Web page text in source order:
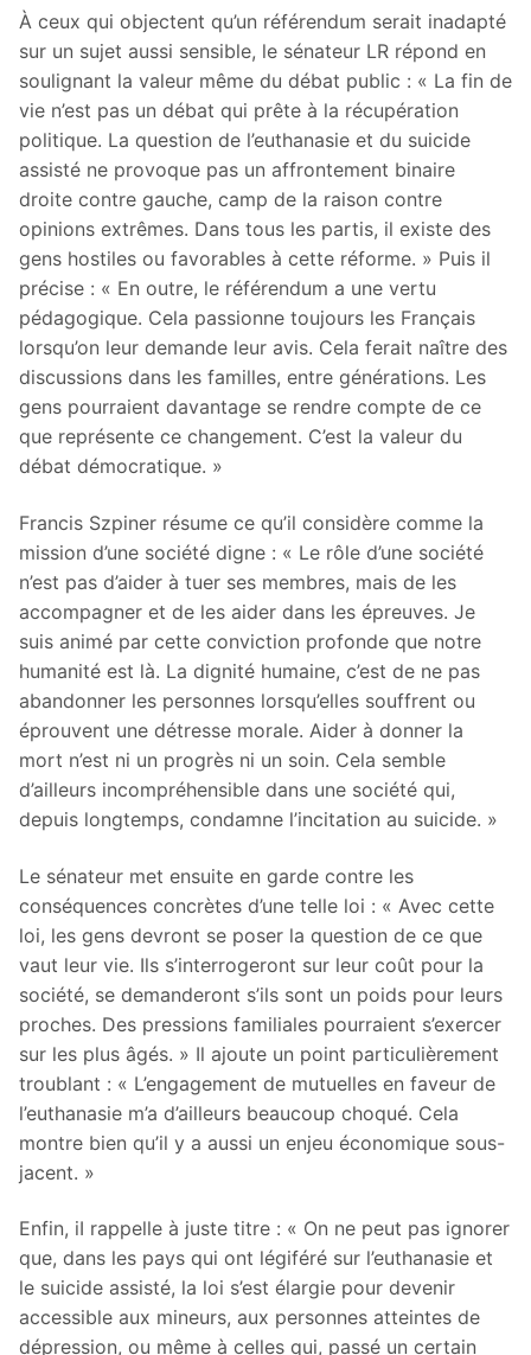
À ceux qui objectent qu’un référendum serait inadapté
sur un sujet aussi sensible, le sénateur LR répond en
soulignant la valeur même du débat public : « La fin de
vie n’est pas un débat qui prête à la récupération
politique. La question de l’euthanasie et du suicide
assisté ne provoque pas un affrontement binaire
droite contre gauche, camp de la raison contre
opinions extrêmes. Dans tous les partis, il existe des
gens hostiles ou favorables à cette réforme. » Puis il
précise : « En outre, le référendum a une vertu
pédagogique. Cela passionne toujours les Français
lorsqu’on leur demande leur avis. Cela ferait naître des
discussions dans les familles, entre générations. Les
gens pourraient davantage se rendre compte de ce
que représente ce changement. C’est la valeur du
débat démocratique. »
Francis Szpiner résume ce qu’il considère comme la
mission d’une société digne : « Le rôle d’une société
n’est pas d’aider à tuer ses membres, mais de les
accompagner et de les aider dans les épreuves. Je
suis animé par cette conviction profonde que notre
humanité est là. La dignité humaine, c’est de ne pas
abandonner les personnes lorsqu’elles souffrent ou
éprouvent une détresse morale. Aider à donner la
mort n’est ni un progrès ni un soin. Cela semble
d’ailleurs incompréhensible dans une société qui,
depuis longtemps, condamne l’incitation au suicide. »
Le sénateur met ensuite en garde contre les
conséquences concrètes d’une telle loi : « Avec cette
loi, les gens devront se poser la question de ce que
vaut leur vie. Ils s’interrogeront sur leur coût pour la
société, se demanderont s’ils sont un poids pour leurs
proches. Des pressions familiales pourraient s’exercer
sur les plus âgés. » Il ajoute un point particulièrement
troublant : « L’engagement de mutuelles en faveur de
l’euthanasie m’a d’ailleurs beaucoup choqué. Cela
montre bien qu’il y a aussi un enjeu économique sous-
jacent. »
Enfin, iI rappelle à juste titre : « On ne peut pas ignorer
que, dans les pays qui ont légiféré sur l’euthanasie et
le suicide assisté, la loi s’est élargie pour devenir
accessible aux mineurs, aux personnes atteintes de
dépression, ou même à celles qui, passé un certain